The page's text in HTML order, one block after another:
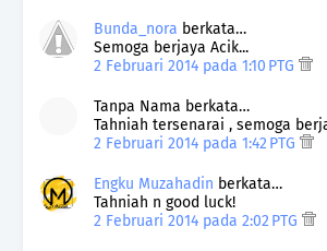
Bunda_nora berkata…
Semoga berjaya Acik...
2 Februari 2014 pada 1:10 PTG
Tanpa Nama berkata…
Tahniah tersenarai , semoga
2 Februari 2014 pada 1:42 PTG
Engku Muzahadin berkata…
Tahniah n good luck!
2 Februari 2014 pada 2:02 PTG